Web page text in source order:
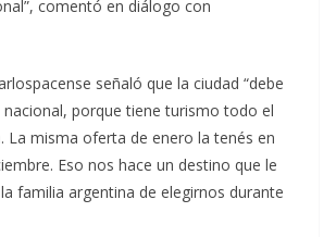
comentó en diálogo con
señaló que la ciudad “debe
nacional, porque tiene turismo todo el
La misma oferta de enero la tenés en
Eso nos hace un destino que le
familia argentina de elegirnos durante